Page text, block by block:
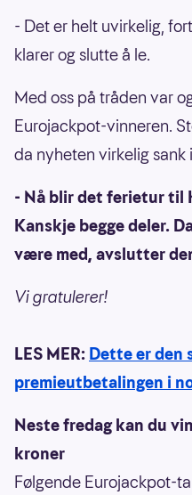
- Det er helt uvirkelig,
klarer og slutte å le.
Med oss på tråden var
Eurojackpot-vinneren.
da nyheten virkelig sank
- Nå blir det ferietur til
Kanskje begge deler.
være med, avslutter
Vi gratulerer!
LES MER: Dette er den
premieutbetalingen i
Neste fredag kan du
kroner
Følgende Eurojackpot-